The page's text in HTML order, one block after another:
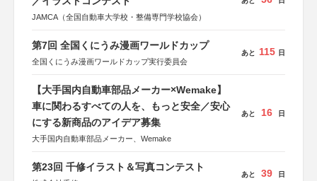
JAMCA（全国自動車大学校・整備専門学校協会）
第7回 全国くにうみ漫画ワールドカップ
全国くにうみ漫画ワールドカップ実行委員会
あと 115 日
【大手国内自動車部品メーカー×Wemake】
車に関わるすべての人を、もっと安全／安心
にする新商品のアイデア募集
大手国内自動車部品メーカー、Wemake
あと 16 日
第23回 千修イラスト＆写真コンテスト
あと 39 日